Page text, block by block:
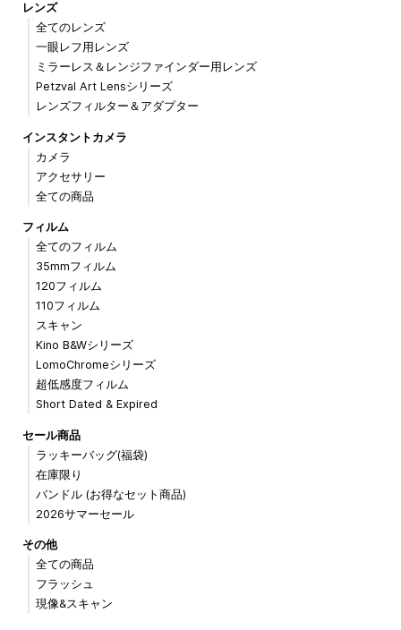
レンズ
全てのレンズ
一眼レフ用レンズ
ミラーレス＆レンジファインダー用レンズ
Petzval Art Lensシリーズ
レンズフィルター＆アダプター
インスタントカメラ
カメラ
アクセサリー
全ての商品
フィルム
全てのフィルム
35mmフィルム
120フィルム
110フィルム
スキャン
Kino B&Wシリーズ
LomoChromeシリーズ
超低感度フィルム
Short Dated & Expired
セール商品
ラッキーバッグ(福袋)
在庫限り
バンドル (お得なセット商品)
2026サマーセール
その他
全ての商品
フラッシュ
現像&スキャン